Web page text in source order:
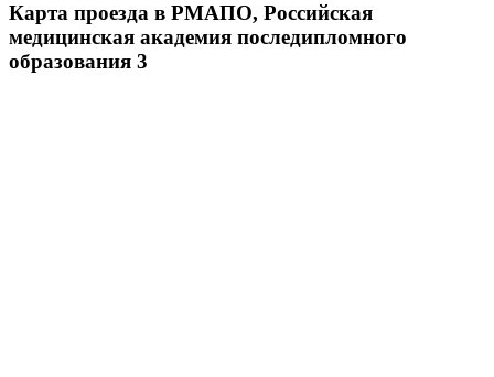
Карта проезда в РМАПО, Российская
медицинская академия последипломного
образования 3